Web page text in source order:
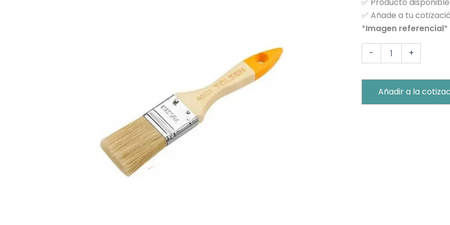
✅ Añade a tu
*Imagen referencial*
-
P/CERDO
1"
cantidad
+
Añadir a la